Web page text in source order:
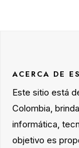
ACERCA DE
Este sitio está
Colombia,
informática,
objetivo es